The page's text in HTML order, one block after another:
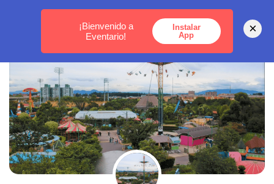
MEDELLÍN - BOGOTÁ - CARTAGENA
¡Bienvenido a
Eventario!
Instalar
App
×